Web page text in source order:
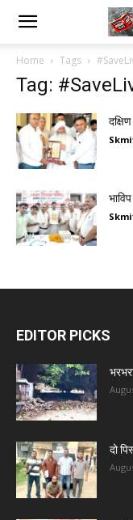
Home Tags
Tag:
EDITOR PICKS
दो